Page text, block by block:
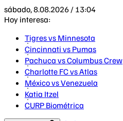
sábado, 8.08.2026 / 13:04
Hoy interesa:
Tigres vs Minnesota
Cincinnati vs Pumas
Pachuca vs Columbus Crew
Charlotte FC vs Atlas
México vs Venezuela
Katia Itzel
CURP Biométrica